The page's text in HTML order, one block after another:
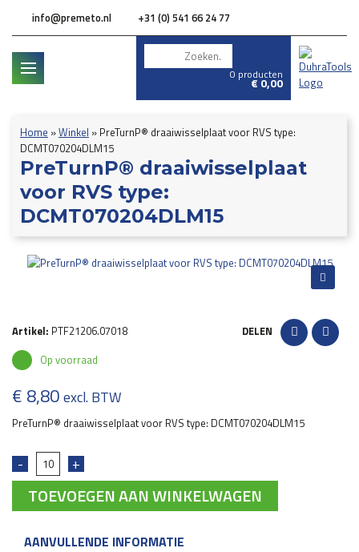
info@premeto.nl +31 (0) 541 66 24 77
0 producten
€0,00
Home »Winkel » PreTurnP® draaiwisselplaat voor RVS type:
DCMT070204DLM15
PreTurnP® draaiwisselplaat
voor RVS type:
DCMT070204DLM15
Artikel: PTF21206.07018
DELEN
Op voorraad
€ 8,80excl. BTW
PreTurnP® draaiwisselplaat voor RVS type: DCMT070204DLM15
TOEVOEGEN AAN WINKELWAGEN
AANVULLENDE INFORMATIE